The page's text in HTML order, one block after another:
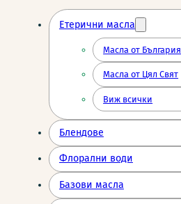
Етерични масла
Масла от България
Масла от Цял Свят
Виж всички
Блендове
Флорални води
Базови масла